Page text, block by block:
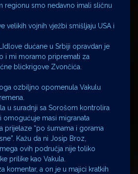
regionu smo nedavno imali sličnu
velikih vojnih vježbi smišljaju USA i
dućane u Srbiji opravdan je
i mi moramo pripremati za
blickrigove Zvončića.
ozbiljno opomenula Vakulu
u suradnji sa Sorošom kontrolira
omogućuje masi migranata
prijelaze “po šumama i gorama
Kažu da ni Josip Broz,
ovih područja nije toliko
prilike kao Vakula.
komentar, a on je u majici kratkih